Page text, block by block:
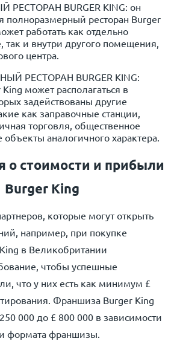
BURGER KING: он
полноразмерный ресторан Burger
работать как отдельно
так и внутри другого помещения,
центра.
РЕСТОРАН BURGER KING:
может располагаться в
задействованы другие
как заправочные станции,
торговля, общественное
объекты аналогичного характера.
о стоимости и прибыли
Burger King
которые могут открыть
например, при покупке
в Великобритании
чтобы успешные
что у них есть как минимум £
Франшиза Burger King
000 до £ 800 000 в зависимости
и формата франшизы.